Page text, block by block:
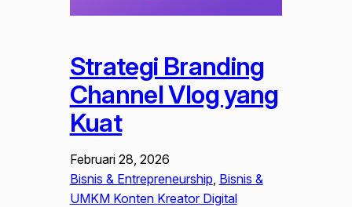
Strategi Branding
Channel Vlog yang
Kuat
Februari 28, 2026
Bisnis & Entrepreneurship Bisnis &
UMKM Konten Kreator Digital